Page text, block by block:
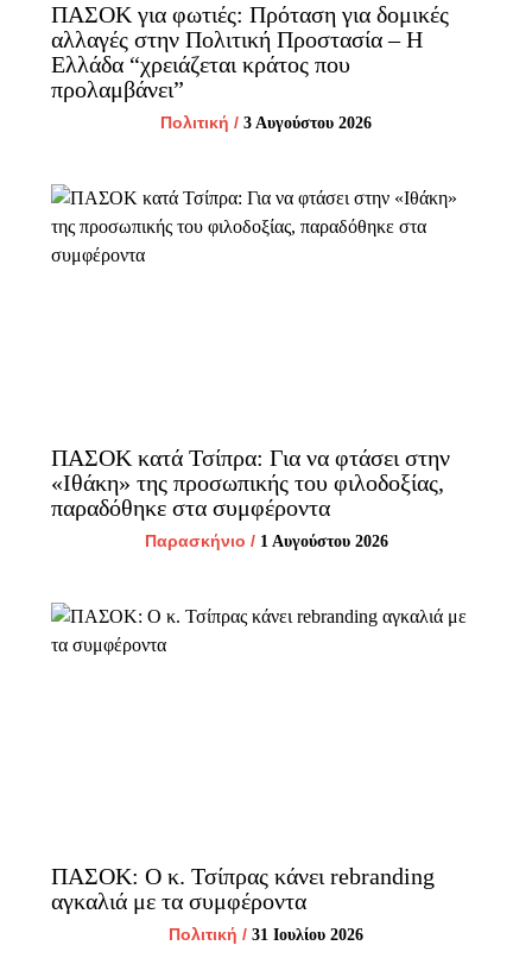
ΠΑΣΟΚ για φωτιές: Πρόταση για δομικές
αλλαγές στην Πολιτική Προστασία – Η
Ελλάδα “χρειάζεται κράτος που
προλαμβάνει”
Πολιτική / 3 Αυγούστου 2026
ΠΑΣΟΚ κατά Τσίπρα: Για να φτάσει στην
«Ιθάκη» της προσωπικής του φιλοδοξίας,
παραδόθηκε στα συμφέροντα
Παρασκήνιο / 1 Αυγούστου 2026
ΠΑΣΟΚ: Ο κ. Τσίπρας κάνει rebranding
αγκαλιά με τα συμφέροντα
Πολιτική / 31 Ιουλίου 2026